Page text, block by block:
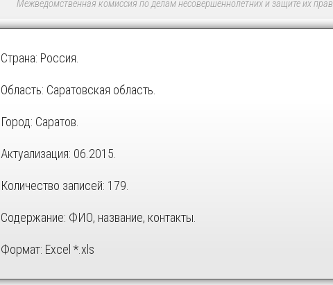
Межведомственная комиссия по делам несовершеннолетних и защите их прав
Страна: Россия.
Область: Саратовская область.
Город: Саратов.
Актуализация: 06.2015.
Количество записей: 179.
Содержание: ФИО, название, контакты.
Формат: Excel *.xls